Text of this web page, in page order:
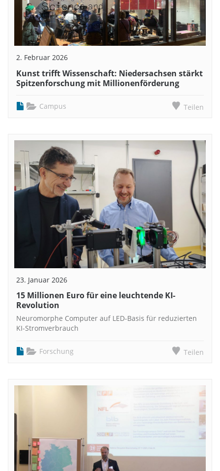
2. Februar 2026
Kunst trifft Wissenschaft: Niedersachsen stärkt
Spitzenforschung mit Millionenförderung
Campus Teilen
23. Januar 2026
15 Millionen Euro für eine leuchtende KI-
Revolution
Neuromorphe Computer auf LED-Basis für reduzierten
KI-Stromverbrauch
Forschung Teilen